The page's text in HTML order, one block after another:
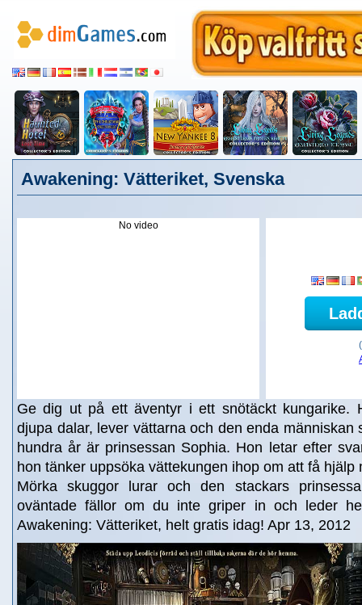
Awakening: Vätteriket, Svenska
No video
Ge dig ut på ett äventyr i ett snötäckt kungarike.
djupa dalar, lever vättarna och den enda människan
hundra år är prinsessan Sophia. Hon letar efter
hon tänker uppsöka vättekungen ihop om att få hjälp
Mörka skuggor lurar och den stackars
oväntade fällor om du inte griper in och leder
Awakening: Vätteriket, helt gratis idag! Apr 13, 2012